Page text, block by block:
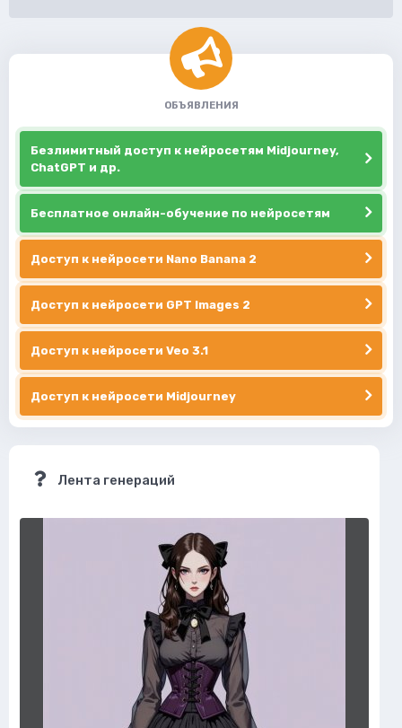
ОБЪЯВЛЕНИЯ
Безлимитный доступ к нейросетям Midjourney,
ChatGPT и др.
Бесплатное онлайн-обучение по нейросетям
Доступ к нейросети Nano Banana 2
Доступ к нейросети GPT Images 2
Доступ к нейросети Veo 3.1
Доступ к нейросети Midjourney
Лента генераций